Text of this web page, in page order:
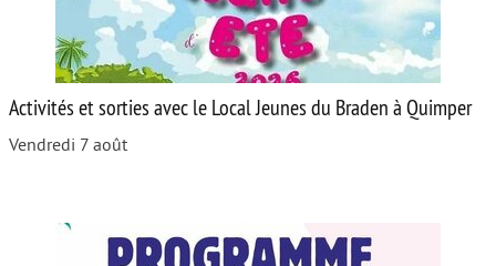
Activités et sorties avec le Local Jeunes du Braden à Quimper
Vendredi 7 août